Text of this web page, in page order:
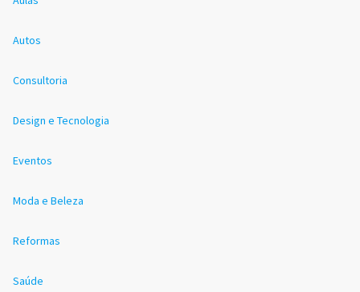
Autos
Consultoria
Design e Tecnologia
Eventos
Moda e Beleza
Reformas
Saúde